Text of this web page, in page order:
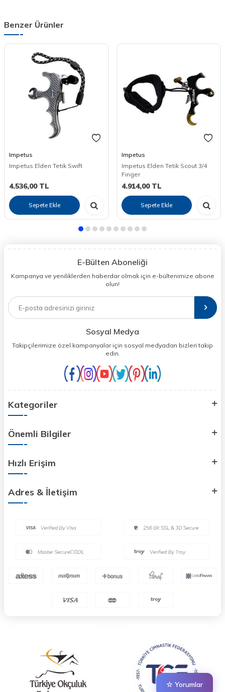
☆ Yorumlar
Benzer Ürünler
Impetus
Impetus Elden Tetik Swift
4.536,00TL
Sepete Ekle
Impetus
Impetus Elden Tetik Scout 3/4
Finger
4.914,00TL
Sepete Ekle
E-Bülten Aboneliği
Kampanya ve yeniliklerden haberdar olmak için e-bültenimize abone
olun!
Sosyal Medya
Takipçilerimize özel kampanyalar için sosyal medyadan bizleri takip
edin.
Kategoriler
Önemli Bilgiler
Hızlı Erişim
Adres & İletişim